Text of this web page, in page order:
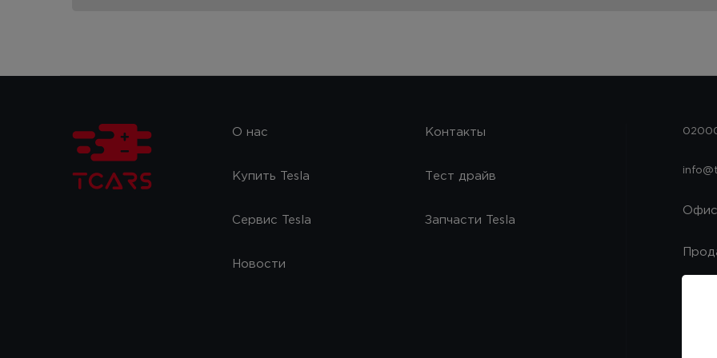
О нас Контакты
Купить Tesla Тест драйв
Сервис Tesla Запчасти Tesla
Новости
Офис